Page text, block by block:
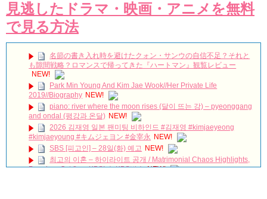
見逃したドラマ・映画・アニメを無料
で見る方法
名節の書き入れ時を避けたクォン・サンウの自信不足？それと
も隙間戦略？ロマンスで帰ってきた『ハートマン』観覧レビュー
NEW!
Park Min Young And Kim Jae Wook//Her Private Life
2019//Biography NEW!
piano: river where the moon rises (달이 뜨는 강) – pyeonggang
and ondal (평강과 온달) NEW!
2026 김재영 일본 팬미팅 비하인드 #김재영 #kimjaeyeong
#kimjaeyoung #キムジェヨン #金宰永 NEW!
SBS [피고인] – 28일(화) 예고 NEW!
최고의 이혼 – 하이라이트 공개 / Matrimonial Chaos Highlights,
Premiere Oct 8 on KBS! ㅣ KBS방송 NEW!